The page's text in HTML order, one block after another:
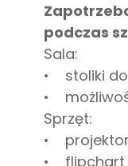
podczas
Sala:
• stoliki
•
Sprzęt:
•
• flipchart